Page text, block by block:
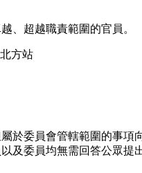
、超越職責範圍的官員。
方站
屬於委員會管轄範圍的事
及委員均無需回答公眾提